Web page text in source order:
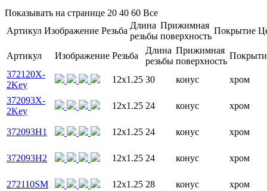
Показывать на странице 20 40 60 Все
Артикул Изображение Резьба
Длина
резьбы
Прижимная
поверхность
Покрытие
Артикул Изображение Резьба
Длина
резьбы
Прижимная
поверхность
372120X-
2Key
12x1.25 30 конус хром
372093X-
2Key
12x1.25 24 конус хром
372093H1 12x1.25 24 конус хром
372093H2 12x1.25 24 конус хром
272110SM 12x1.25 28 конус хром